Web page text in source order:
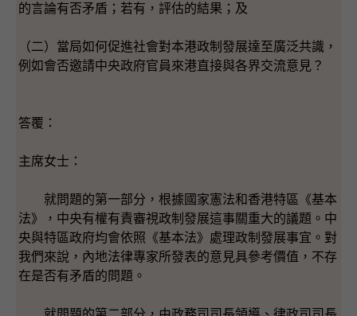
的言論有否矛盾；若有，評估的結果；及
（二）當局如何促進社會對本港政制發展達至廣泛共識，
例如會否邀請中央政府官員來港直接與各界交流意見？
答覆：
主席女士：
就問題的第一部分，根據國家憲法和香港特區《基本
法》，中央有權有責審視政制發展這事關重大的議題。中
央與特區政府均會依照《基本法》處理政制發展事宜。對
我們來說，內地法律專家所發表的意見具參考價值，不存
在是否有矛盾的問題。